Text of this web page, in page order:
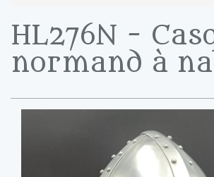
HL276N -
normand à